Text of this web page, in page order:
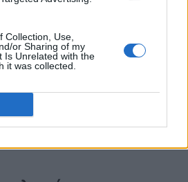
Collection, Use,
or Sharing of my
Is Unrelated with the
it was collected.